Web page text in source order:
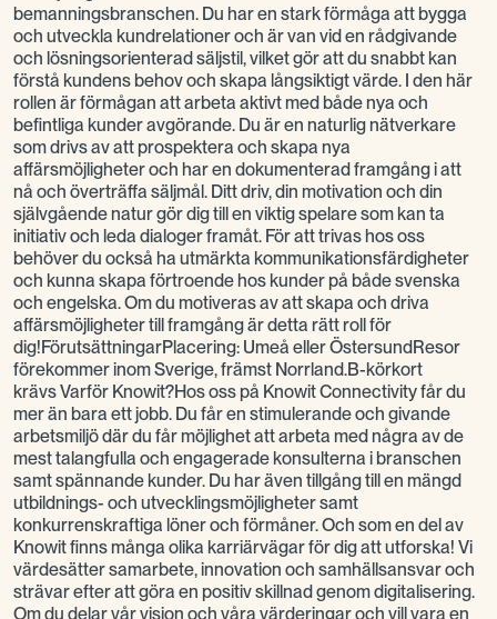
bemanningsbranschen. Du har en stark förmåga att bygga
och utveckla kundrelationer och är van vid en rådgivande
och lösningsorienterad säljstil, vilket gör att du snabbt kan
förstå kundens behov och skapa långsiktigt värde. I den här
rollen är förmågan att arbeta aktivt med både nya och
befintliga kunder avgörande. Du är en naturlig nätverkare
som drivs av att prospektera och skapa nya
affärsmöjligheter och har en dokumenterad framgång i att
nå och överträffa säljmål. Ditt driv, din motivation och din
självgående natur gör dig till en viktig spelare som kan ta
initiativ och leda dialoger framåt. För att trivas hos oss
behöver du också ha utmärkta kommunikationsfärdigheter
och kunna skapa förtroende hos kunder på både svenska
och engelska. Om du motiveras av att skapa och driva
affärsmöjligheter till framgång är detta rätt roll för
dig!FörutsättningarPlacering: Umeå eller ÖstersundResor
förekommer inom Sverige, främst Norrland.B-körkort
krävs Varför Knowit?Hos oss på Knowit Connectivity får du
mer än bara ett jobb. Du får en stimulerande och givande
arbetsmiljö där du får möjlighet att arbeta med några av de
mest talangfulla och engagerade konsulterna i branschen
samt spännande kunder. Du har även tillgång till en mängd
utbildnings- och utvecklingsmöjligheter samt
konkurrenskraftiga löner och förmåner. Och som en del av
Knowit finns många olika karriärvägar för dig att utforska! Vi
värdesätter samarbete, innovation och samhällsansvar och
strävar efter att göra en positiv skillnad genom digitalisering.
Om du delar vår vision och våra värderingar och vill vara en